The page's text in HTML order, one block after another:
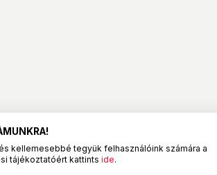
kellemesebbé tegyük felhasználóink számára a
tájékoztatóért kattints ide.